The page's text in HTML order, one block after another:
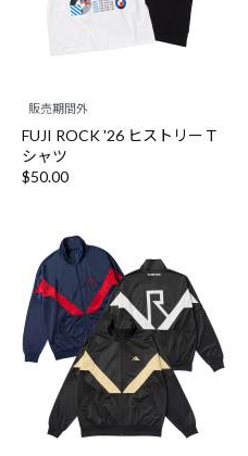
販売期間外
FUJI ROCK '26 ヒストリーＴ
シャツ
$‌50.00